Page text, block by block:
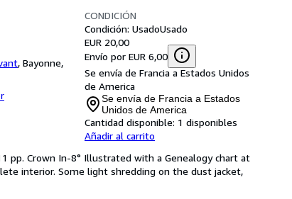
, Bayonne,
CONDICIÓN
Condición: UsadoUsado
EUR 20,00
Envío por EUR 6,00
Se envía de Francia a Estados Unidos
de America
Se envía de Francia a Estados
Unidos de America
Cantidad disponible: 1 disponibles
Añadir al carrito
pp. Crown In-8° Illustrated with a Genealogy chart at
interior. Some light shredding on the dust jacket,